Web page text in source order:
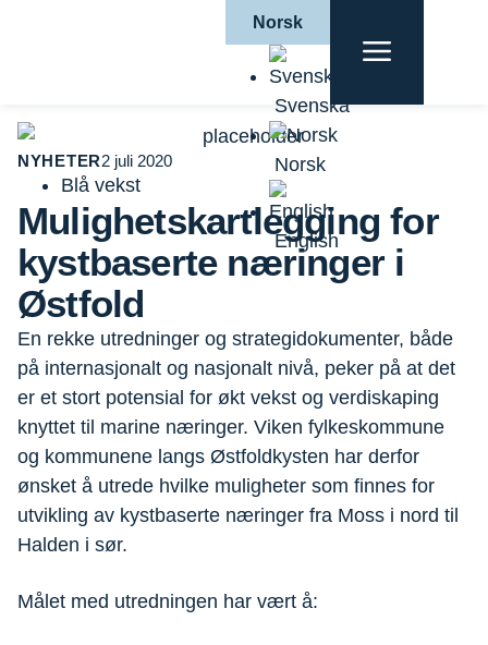
Norsk
Svenska
Norsk
English
Mulighetskartlegging for
kystbaserte næringer i Østfold
NYHETER2 juli 2020
Blå vekst
Mulighetskartlegging for
kystbaserte næringer i
Østfold
En rekke utredninger og strategidokumenter, både
på internasjonalt og nasjonalt nivå, peker på at det
er et stort potensial for økt vekst og verdiskaping
knyttet til marine næringer. Viken fylkeskommune
og kommunene langs Østfoldkysten har derfor
ønsket å utrede hvilke muligheter som finnes for
utvikling av kystbaserte næringer fra Moss i nord til
Halden i sør.
Målet med utredningen har vært å: